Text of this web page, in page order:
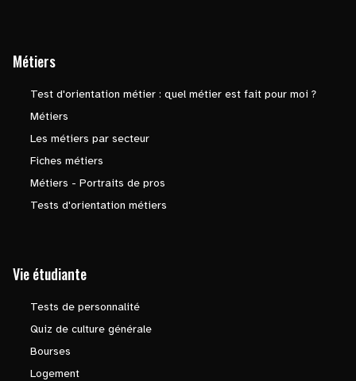
Métiers
Test d'orientation métier : quel métier est fait pour moi ?
Métiers
Les métiers par secteur
Fiches métiers
Métiers - Portraits de pros
Tests d'orientation métiers
Vie étudiante
Tests de personnalité
Quiz de culture générale
Bourses
Logement